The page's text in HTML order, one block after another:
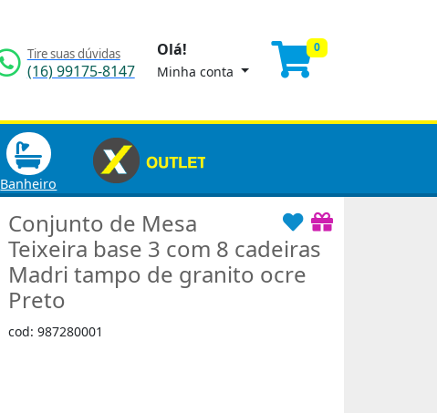
Tire suas dúvidas
(16) 99175-8147
Olá!
Minha conta
0
Banheiro
Conjunto de Mesa
Teixeira base 3 com 8 cadeiras
Madri tampo de granito ocre
Preto
cod: 987280001